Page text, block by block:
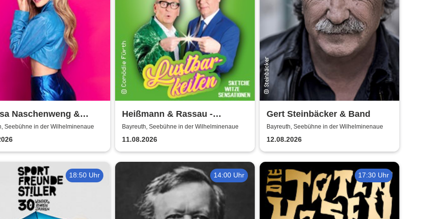
Naschenweng &
LIVE
Seebühne in der Wilhelminenaue
Heißmann & Rassau -
Lustbarkeiten
Bayreuth, Seebühne in der Wilhelminenaue
11.08.2026
Gert Steinbäcker & Band
Bayreuth, Seebühne in der Wilhelminenaue
12.08.2026
18:50 Uhr 14:00 Uhr 17:30 Uhr